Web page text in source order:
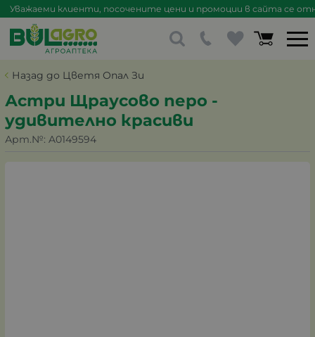
Уважаеми клиенти, посочените цени и промоции в сайта се
Назад до Цветя Опал Зи
Астри Щраусово перо -
удивително красиви
Арт.№: A0149594